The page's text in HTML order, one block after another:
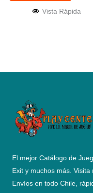
Vista Rápida
El mejor Catálogo de
Exit y muchos más.
Envíos en todo Chile,